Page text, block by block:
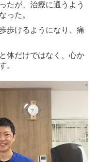
たが、治療に通うよう
った。
歩けるようになり、痛
体だけではなく、心か
。